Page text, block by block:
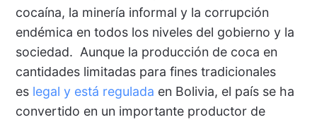
cocaína, la minería informal y la corrupción
endémica en todos los niveles del gobierno y la
sociedad. Aunque la producción de coca en
cantidades limitadas para fines tradicionales
es legal y está regulada en Bolivia, el país se ha
convertido en un importante productor de